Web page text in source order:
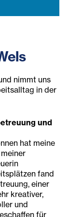
nimmt uns
in der
und
hat meine
fand
einer
kreativer,
und
für